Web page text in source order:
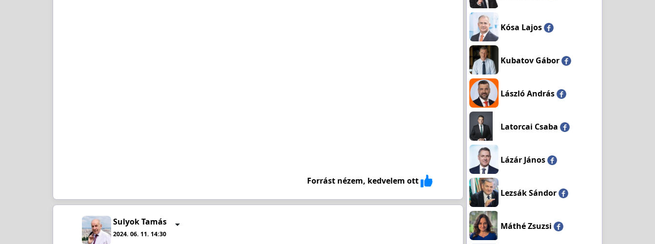
Forrást nézem, kedvelem ott
Sulyok Tamás
2024. 06. 11. 14:30
Kósa Lajos
Kubatov Gábor
László András
Latorcai Csaba
Lázár János
Lezsák Sándor
Máthé Zsuzsi